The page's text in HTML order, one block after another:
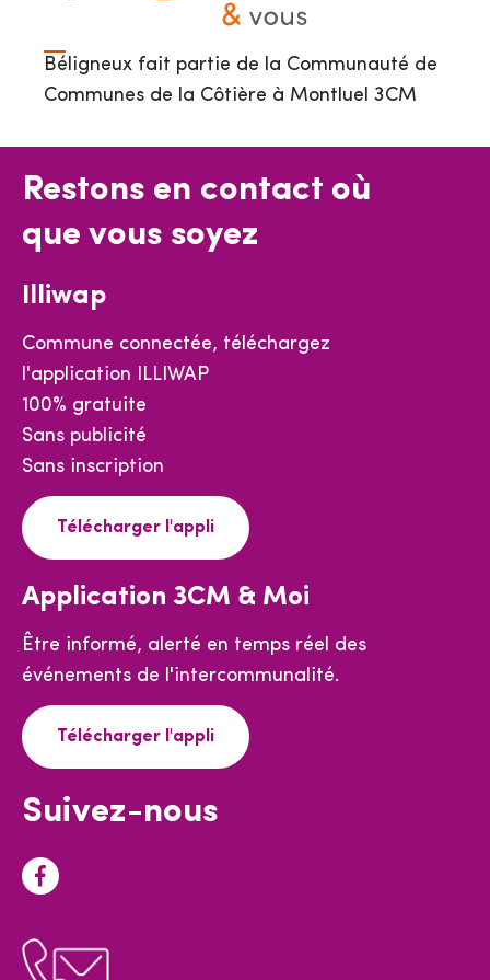
Béligneux fait partie de la Communauté de
Communes de la Côtière à Montluel 3CM
Restons en contact où
que vous soyez
Illiwap
Commune connectée, téléchargez
l'application ILLIWAP
100% gratuite
Sans publicité
Sans inscription
Télécharger l'appli
Application 3CM & Moi
Être informé, alerté en temps réel des
événements de l'intercommunalité.
Télécharger l'appli
Suivez-nous
F
c